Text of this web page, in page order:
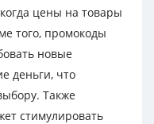
цены на товары
того, промокоды
новые
деньги, что
Также
стимулировать